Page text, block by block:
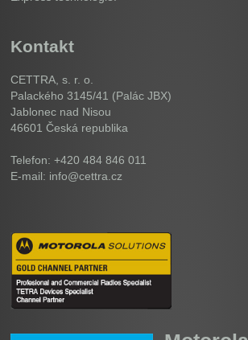
Kontakt
CETTRA, s. r. o.
Palackého 3145/41 (Palác JBX)
Jablonec nad Nisou
46601Česká republika
Telefon: +420 484 846 011
E-mail: info@cettra.cz